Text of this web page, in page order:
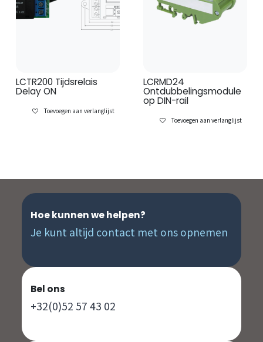
LCTR200 Tijdsrelais
Delay ON
Toevoegen aan verlanglijst
LCRMD24
Ontdubbelingsmodule
op DIN-rail
Toevoegen aan verlanglijst
Hoe kunnen we helpen?
Je kunt altijd contact met ons opnemen
Bel ons
+32(0)52 57 43 02